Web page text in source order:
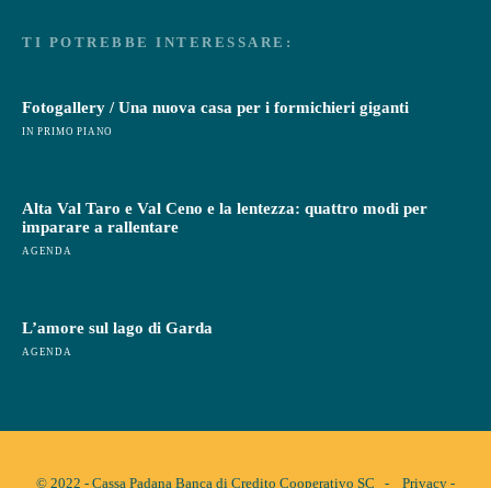
TI POTREBBE INTERESSARE:
Fotogallery / Una nuova casa per i formichieri giganti
IN PRIMO PIANO
Alta Val Taro e Val Ceno e la lentezza: quattro modi per
imparare a rallentare
AGENDA
L’amore sul lago di Garda
AGENDA
© 2022 - Cassa Padana Banca di Credito Cooperativo SC - Privacy -